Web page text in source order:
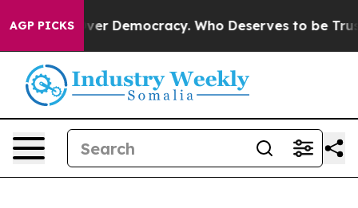
AGP PICKSDemocracy. Who Deserves to be Trusted